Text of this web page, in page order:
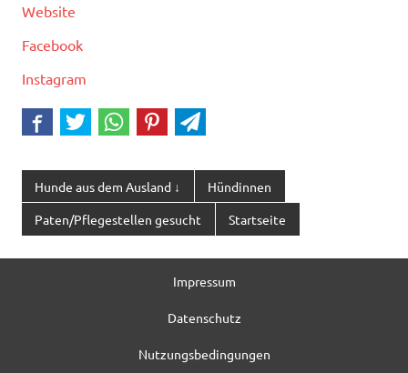
Website
Facebook
Instagram
Hunde aus dem Ausland ↓ Hündinnen
Paten/Pflegestellen gesucht Startseite
Impressum
Datenschutz
Nutzungsbedingungen